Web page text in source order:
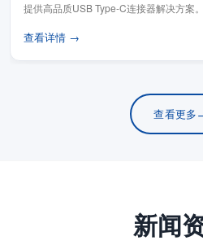
提供高品质USB Type-C连接器解决方案
查看详情 →
查看更多
新闻